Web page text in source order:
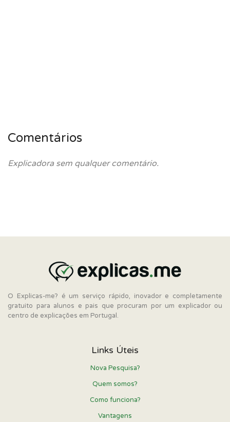
Comentários
Explicadora sem qualquer comentário.
O Explicas-me? é um serviço rápido, inovador e completamente
gratuito para alunos e pais que procuram por um explicador ou
centro de explicações em Portugal.
Links Úteis
Nova Pesquisa?
Quem somos?
Como funciona?
Vantagens